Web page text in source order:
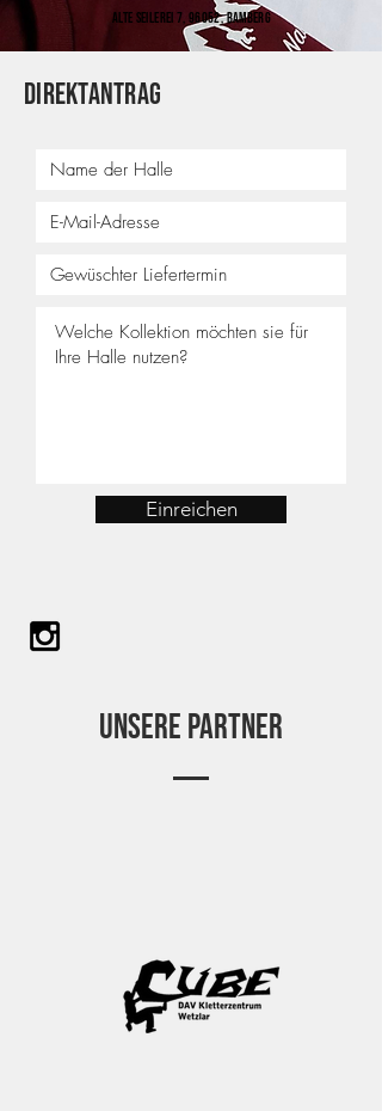
Alte SEilerei 7, 96052, bamberg
Direktantrag
Einreichen
Unsere Partner